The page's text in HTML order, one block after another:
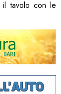
il tavolo con le